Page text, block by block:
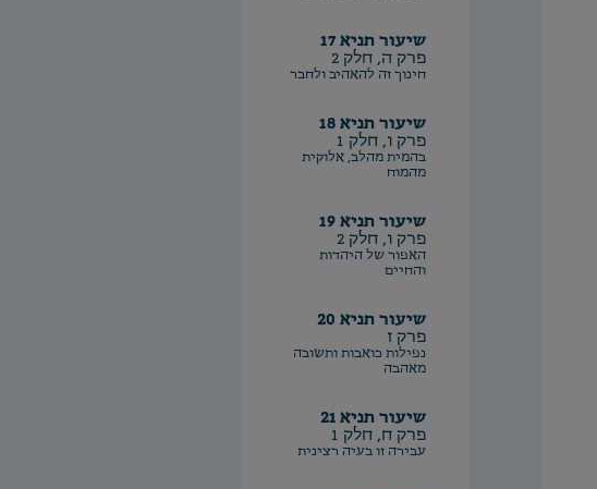
שיעור תניא 17
פרק ה, חלק 2
חינוך זה להאהיב ולחבר
שיעור תניא 18
פרק ו, חלק 1
בהמית מהלב, אלוקית
מהמוח
שיעור תניא 19
פרק ו, חלק 2
האפור של היהדות
והחיים
שיעור תניא 20
פרק ז
נפילות כואבות ותשובה
מאהבה
שיעור תניא 21
פרק ח, חלק 1
עבירה זו בעיה רצינית